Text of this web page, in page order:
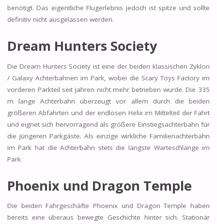
benötigt. Das eigentliche Flugerlebnis jedoch ist spitze und sollte
definitiv nicht ausgelassen werden.
Dream Hunters Society
Die Dream Hunters Society ist eine der beiden klassischen Zyklon
/ Galaxy Achterbahnen im Park, wobei die Scary Toys Factory im
vorderen Parkteil seit Jahren nicht mehr betrieben wurde. Die 335
m lange Achterbahn überzeugt vor allem durch die beiden
größeren Abfahrten und der endlosen Helix im Mittelteil der Fahrt
und eignet sich hervorragend als größere Einstiegsachterbahn für
die jüngeren Parkgäste. Als einzige wirkliche Familienachterbahn
im Park hat die Achterbahn stets die längste Warteschlange im
Park.
Phoenix und Dragon Temple
Die beiden Fahrgeschäfte Phoenix und Dragon Temple haben
bereits eine überaus bewegte Geschichte hinter sich. Stationär